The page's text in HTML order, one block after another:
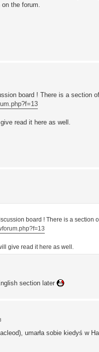
the forum.
board ! There is a section
read it here as well.
board ! There is a section
give read it here as well.
section later
umarła sobie kiedyś w